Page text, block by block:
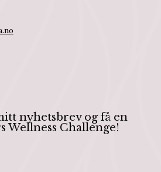
nyhetsbrev og få en
Wellness Challenge!